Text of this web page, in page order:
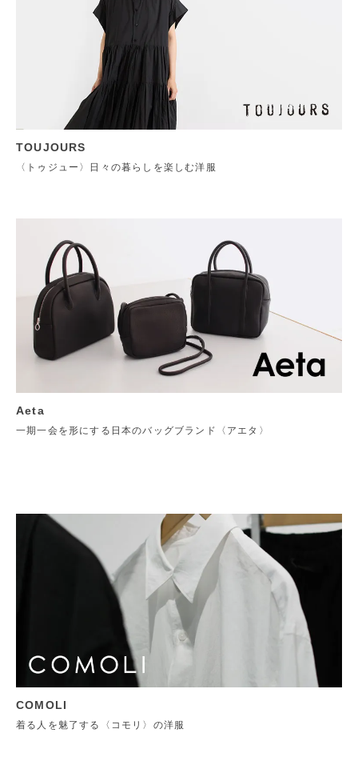
TOUJOURS
〈トゥジュー〉日々の暮らしを楽しむ洋服
Aeta
一期一会を形にする日本のバッグブランド〈アエタ〉
COMOLI
着る人を魅了する〈コモリ〉の洋服